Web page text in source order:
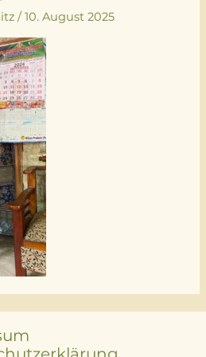
/10. August 2025